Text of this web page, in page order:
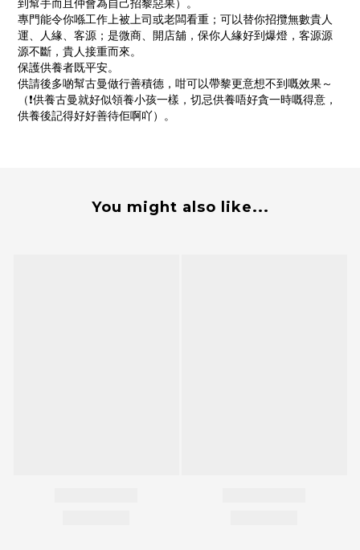
到幫手而且仲會為自己招黎惡果）。
專門能令你喺工作上被上司或老闆看重；可以替你招攬無數貴人
運、人緣、客源；是微商、開店舖，保你人緣好到爆燈，客源源
源不斷，貴人接重而來。
保護供養者既平安。
供請後多啲幫古曼做行善積德，咁可以帶黎更意想不到嘅效果～
（❗️供養古曼就好似領養小孩一樣，切忌供養唔好貪一時嘅得意，
供養後記得好好善待佢啊吖）。
You might also like...